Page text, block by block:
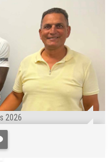
2026